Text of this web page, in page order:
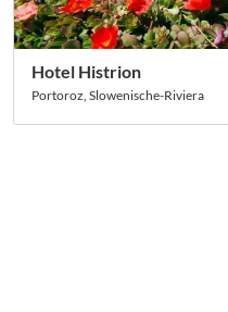
Hotel Histrion
Portoroz, Slowenische-Riviera